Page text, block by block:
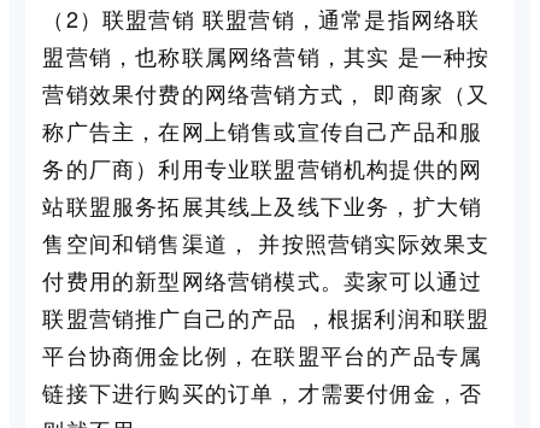
（2）联盟营销 联盟营销，通常是指网络联
盟营销，也称联属网络营销，其实 是一种按
营销效果付费的网络营销方式， 即商家（又
称广告主，在网上销售或宣传自己产品和服
务的厂商）利用专业联盟营销机构提供的网
站联盟服务拓展其线上及线下业务，扩大销
售空间和销售渠道， 并按照营销实际效果支
付费用的新型网络营销模式。卖家可以通过
联盟营销推广自己的产品 ，根据利润和联盟
平台协商佣金比例，在联盟平台的产品专属
链接下进行购买的订单，才需要付佣金，否